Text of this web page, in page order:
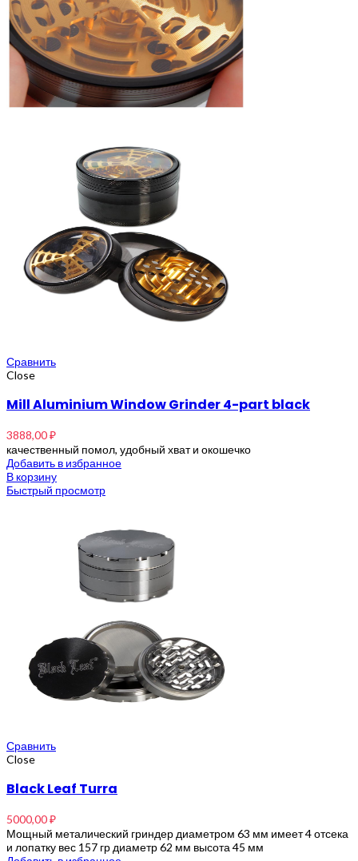
Сравнить
Close
Mill Aluminium Window Grinder 4-part black
3888,00₽
качественный помол, удобный хват и окошечко
Добавить в избранное
В корзину
Быстрый просмотр
Сравнить
Close
Black Leaf Turra
5000,00₽
Мощный металический гриндер диаметром 63 мм имеет 4 отсека
и лопатку вес 157 гр диаметр 62 мм высота 45 мм